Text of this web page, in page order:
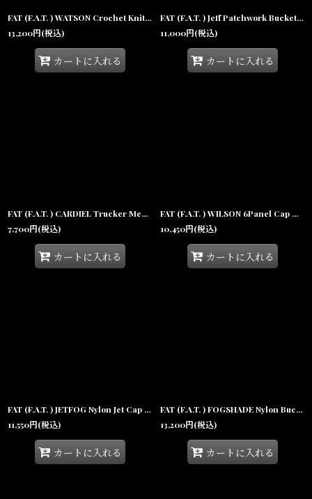
FAT (F.A.T. ) WATSON Crochet Knit Hat ハンドメイド クロシェット ニット ハット キャップ 帽子 沖縄
13,200円(税込)
カートに入れる
FAT (F.A.T. ) Jeff Patchwork Bucket Hat Green/Navy パッチワーク バケットハットキャップ 帽子 沖縄
11,000円(税込)
カートに入れる
FAT (F.A.T. ) CARDIEL Trucker Mesh Cap Black トラッカー メッシュ キャップ 帽子 沖縄
7,700円(税込)
カートに入れる
FAT (F.A.T. ) WILSON 6Panel Cap White コットンツイル 6パネル スポーツ キャップ
10,450円(税込)
カートに入れる
FAT (F.A.T. ) JETFOG Nylon Jet Cap Beige フォグ ジェットキャップ ベージュ カモフラージュ ナイロンキャップ 帽子 沖縄
11,550円(税込)
カートに入れる
FAT (F.A.T. ) FOGSHADE Nylon Bucket Hat Black ナイロン バケットハット ブラック ハット キャップ 帽子 沖縄
13,200円(税込)
カートに入れる